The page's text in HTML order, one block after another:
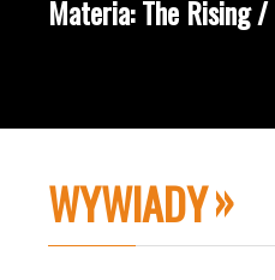
Materia: The Rising
WYWIADY